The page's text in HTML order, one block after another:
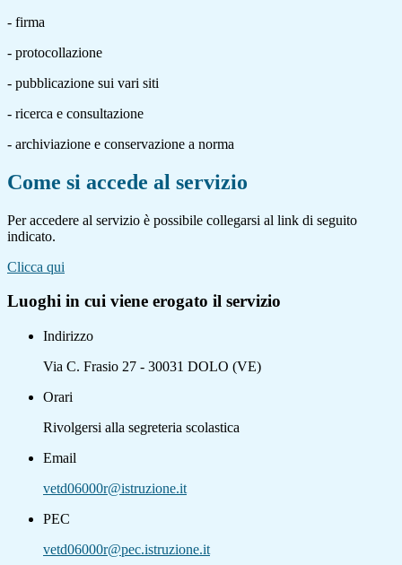
- firma
- protocollazione
- pubblicazione sui vari siti
- ricerca e consultazione
- archiviazione e conservazione a norma
Come si accede al servizio
Per accedere al servizio è possibile collegarsi al link di seguito
indicato.
Clicca qui
Luoghi in cui viene erogato il servizio
Indirizzo
Via C. Frasio 27 - 30031 DOLO (VE)
Orari
Rivolgersi alla segreteria scolastica
Email
vetd06000r@istruzione.it
PEC
vetd06000r@pec.istruzione.it